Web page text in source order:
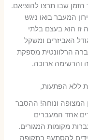
שבו תרצו להוציאם.
המעבר בואו ניגש
זו הוא בעצם בלתי
האביזרים ומשקל
הרלוונטית מספקת
והרשימה ארוכה.
ללא הפתעות,
המצופה ונוחה! ההסבר
אחד המעברים
מקומות המגורים.
להסתעף בתקופה